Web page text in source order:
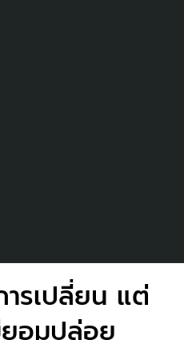
รเปลี่ยน แต่
ยอมปล่อย